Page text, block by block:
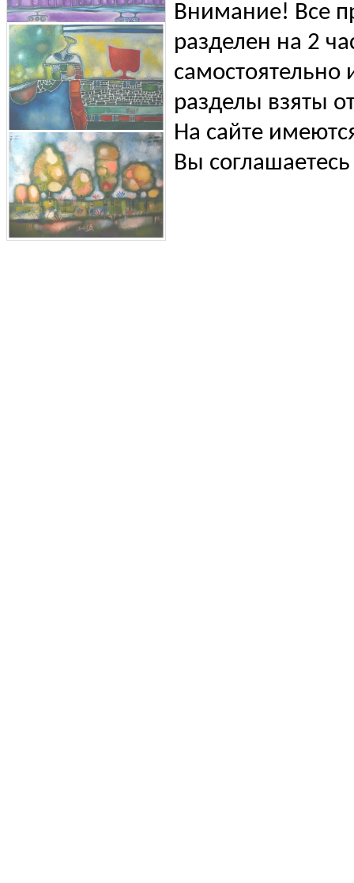
Внимание! Все
разделен на 2
самостоятельно
разделы взяты
На сайте
Вы